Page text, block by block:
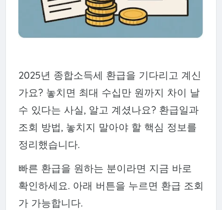
2025년 종합소득세 환급을 기다리고 계신
가요? 놓치면 최대 수십만 원까지 차이 날
수 있다는 사실, 알고 계셨나요? 환급일과
조회 방법, 놓치지 말아야 할 핵심 정보를
정리했습니다.
빠른 환급을 원하는 분이라면 지금 바로
확인하세요. 아래 버튼을 누르면 환급 조회
가 가능합니다.